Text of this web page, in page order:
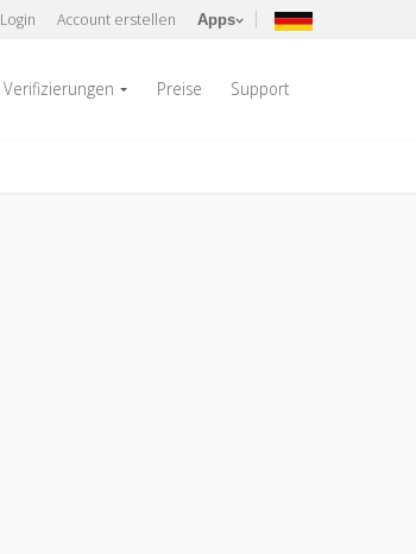
Login Account erstellen Apps
Verifizierungen Preise Support